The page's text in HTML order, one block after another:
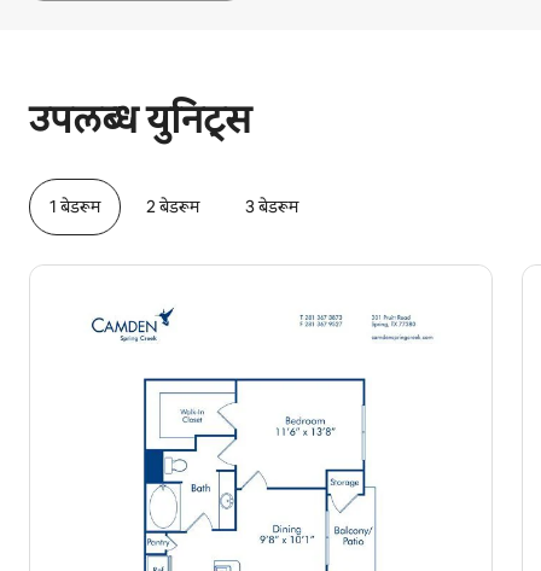
उपलब्ध युनिट्स
1 बेडरूम 2 बेडरूम 3 बेडरूम